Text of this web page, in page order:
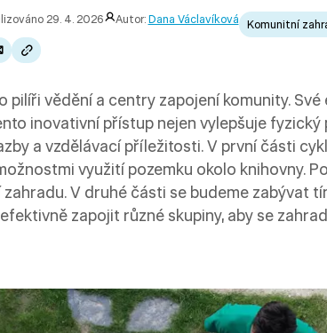
29. 4. 2026 Autor: Dana Václavíková
Komunitní
pilíři vědění a centry zapojení komunity.
inovativní přístup nejen vylepšuje
a vzdělávací příležitosti. V první části
využití pozemku okolo knihovny.
V druhé části se budeme zabývat
zapojit různé skupiny, aby se